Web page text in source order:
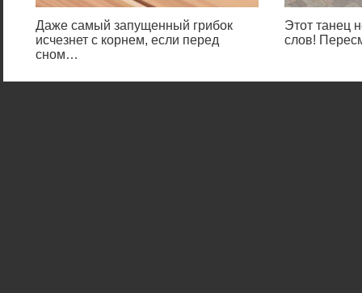
Даже самый запущенный грибок
исчезнет с корнем, если перед
сном…
Этот танец
слов!